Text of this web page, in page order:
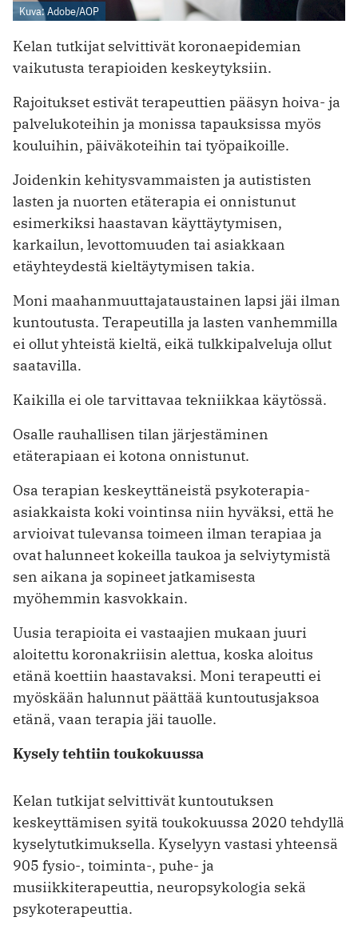
Kuva: Adobe/AOP
Kelan tutkijat selvittivät koronaepidemian
vaikutusta terapioiden keskeytyksiin.
Rajoitukset estivät terapeuttien pääsyn hoiva- ja
palvelukoteihin ja monissa tapauksissa myös
kouluihin, päiväkoteihin tai työpaikoille.
Joidenkin kehitysvammaisten ja ­autististen
lasten ja nuorten etäterapia ei onnistunut
esimerkiksi haastavan käyttäytymisen,
karkailun, levottomuuden tai asiakkaan
etäyhteydestä kieltäytymisen takia.
Moni maahanmuuttajataustainen ­lapsi jäi ilman
kuntoutusta. Terapeutilla ja lasten vanhemmilla
ei ollut yhteistä kieltä, eikä tulkkipalveluja ollut
saatavilla.
Kaikilla ei ole tarvittavaa tekniikkaa käytössä.
Osalle rauhallisen tilan järjestäminen
etäterapiaan ei kotona onnistunut.
Osa terapian keskeyttäneistä psykoterapia-
asiakkaista koki vointinsa niin ­hyväksi, että he
arvioivat tulevansa toimeen ilman terapiaa ja
ovat halunneet kokeilla taukoa ja selviytymistä
sen aikana ja sopineet jatkamisesta
myöhemmin kasvokkain.
Uusia terapioita ei vastaajien mukaan juuri
aloitettu koronakriisin alettua, koska aloitus
etänä koettiin haastavaksi. Moni terapeutti ei
myöskään halunnut päättää kuntoutusjaksoa
etänä, vaan ­terapia jäi tauolle.
Kysely tehtiin toukokuussa
Kelan tutkijat selvittivät kuntoutuksen
keskeyttämisen syitä toukokuussa 2020 tehdyllä
kyselytutkimuksella. Kyselyyn vastasi yhteensä
905 fysio-, toiminta-, puhe- ja
musiikkiterapeuttia, neuropsykologia sekä
psykoterapeuttia.